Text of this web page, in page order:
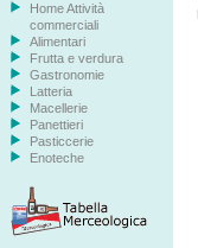
Home Attività
commerciali
Alimentari
Frutta e verdura
Gastronomie
Latteria
Macellerie
Panettieri
Pasticcerie
Enoteche